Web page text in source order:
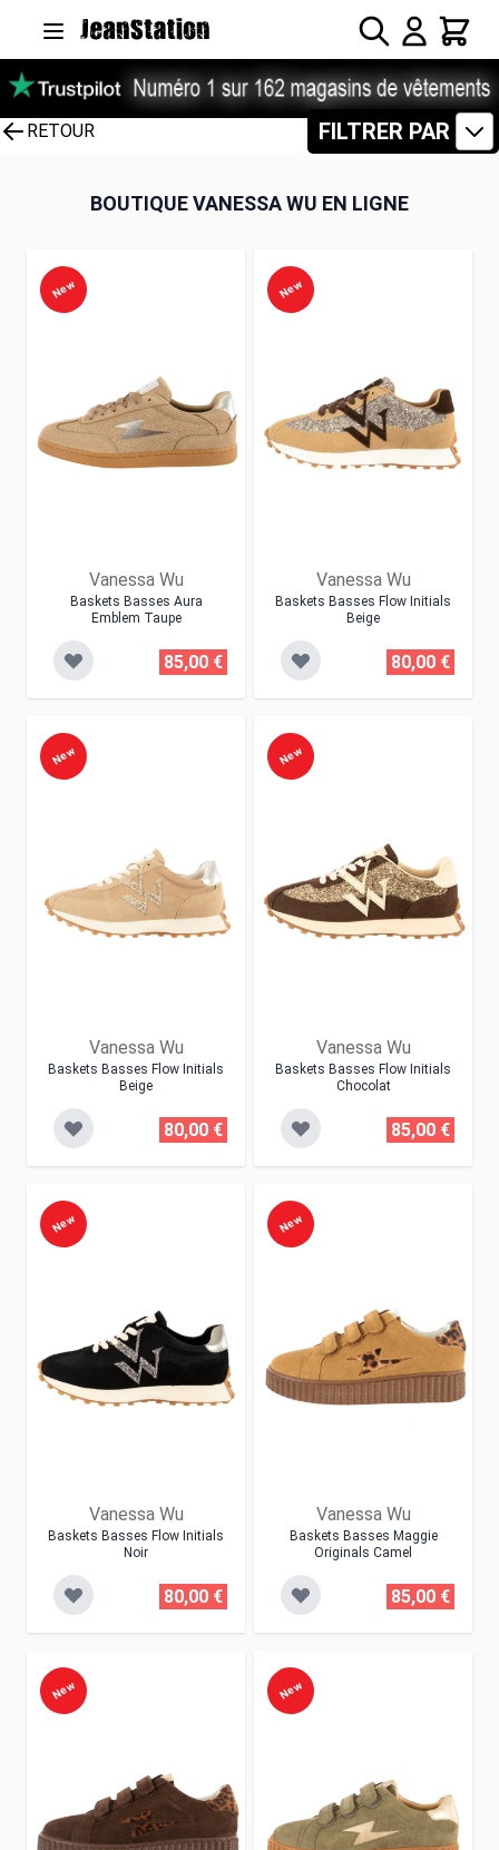
Rechercher
Panier
RETOUR
BOUTIQUE VANESSA WU EN LIGNE
FILTRER PAR
Vanessa Wu
Baskets Basses Aura
Emblem Taupe
New
85,00 €
Vanessa Wu
Baskets Basses Flow Initials
Beige
New
80,00 €
Vanessa Wu
Baskets Basses Flow Initials
Beige
New
80,00 €
Vanessa Wu
Baskets Basses Flow Initials
Chocolat
New
85,00 €
Vanessa Wu
Baskets Basses Flow Initials
Noir
New
80,00 €
Vanessa Wu
Baskets Basses Maggie
Originals Camel
New
85,00 €
New New